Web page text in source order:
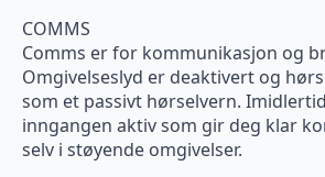
COMMS
Comms er for kommunikasjon og
Omgivelseslyd er deaktivert og
som et passivt hørselvern.
inngangen aktiv som gir deg klar
selv i støyende omgivelser.